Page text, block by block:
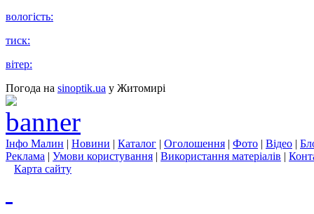
вологість:
тиск:
вітер:
Погода на sinoptik.ua у Житомирі
Інфо Малин | Новини | Каталог | Оголошення | Фото | Відео |
Реклама | Умови користування | Використання матеріалів |
Карта сайту